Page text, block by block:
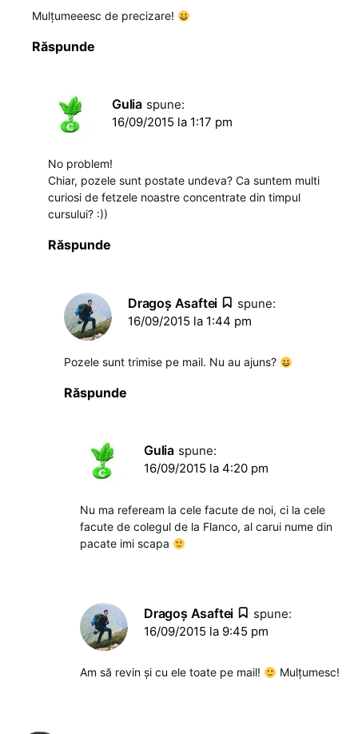
Mulțumeeesc de precizare!
Răspunde
Gulia spune:
16/09/2015 la 1:17 pm
No problem!
Chiar, pozele sunt postate undeva? Ca suntem multi
curiosi de fetzele noastre concentrate din timpul
cursului? :))
Răspunde
Dragoş Asaftei
spune:
16/09/2015 la 1:44 pm
Pozele sunt trimise pe mail. Nu au ajuns?
Răspunde
Gulia spune:
16/09/2015 la 4:20 pm
Nu ma refeream la cele facute de noi, ci la cele
facute de colegul de la Flanco, al carui nume din
pacate imi scapa
Dragoş Asaftei
spune:
16/09/2015 la 9:45 pm
Am să revin și cu ele toate pe mail! Mulțumesc!